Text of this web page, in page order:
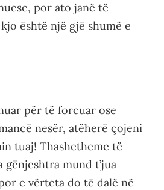
por ato janë të
është një gjë shumë e
për të forcuar ose
nesër, atëherë çojeni
tuaj! Thashetheme të
gënjeshtra mund t’jua
e vërteta do të dalë në